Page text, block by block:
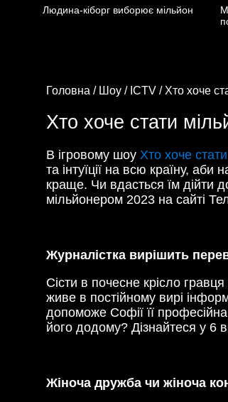
Людина-кіборг виборює мільйон
Головна / Шоу / ICTV / Хто хоче
Хто хоче стати
В ігровому шоу Хто хоче
та інтуїції на всю країну,
краще. Чи вдасться їм дійти
мільйонером 2023 на сайті
Журналістка вирішить
Сісти в почесне крісло
живе в постійному вирі
допоможе Софії її
його додому? Дізнайтеся у 6
Жіноча дружба чи жіноча